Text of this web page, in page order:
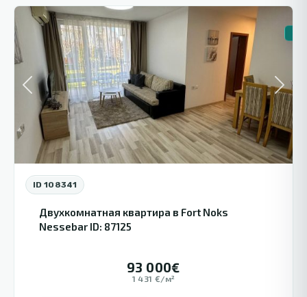
Previous Next
ID 108341
Двухкомнатная квартира в Fort Noks
Nessebar ID: 87125
93 000€
1 431 €/м²